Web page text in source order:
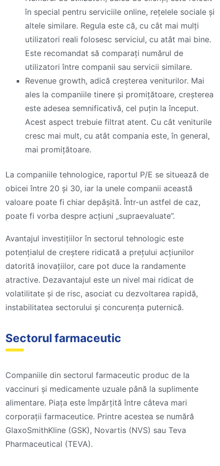
în special pentru serviciile online, rețelele sociale și
altele similare. Regula este că, cu cât mai mulți
utilizatori reali folosesc serviciul, cu atât mai bine.
Este recomandat să comparați numărul de
utilizatori între companii sau servicii similare.
Revenue growth, adică creșterea veniturilor. Mai
ales la companiile tinere și promițătoare, creșterea
este adesea semnificativă, cel puțin la început.
Acest aspect trebuie filtrat atent. Cu cât veniturile
cresc mai mult, cu atât compania este, în general,
mai promițătoare.
La companiile tehnologice, raportul P/E se situează de
obicei între 20 și 30, iar la unele companii această
valoare poate fi chiar depășită. Într-un astfel de caz,
poate fi vorba despre acțiuni „supraevaluate”.
Avantajul investițiilor în sectorul tehnologic este
potențialul de creștere ridicată a prețului acțiunilor
datorită inovațiilor, care pot duce la randamente
atractive. Dezavantajul este un nivel mai ridicat de
volatilitate și de risc, asociat cu dezvoltarea rapidă,
instabilitatea sectorului și concurența puternică.
Sectorul farmaceutic
Companiile din sectorul farmaceutic produc de la
vaccinuri și medicamente uzuale până la suplimente
alimentare. Piața este împărțită între câteva mari
corporații farmaceutice. Printre acestea se numără
GlaxoSmithKline (GSK), Novartis (NVS) sau Teva
Pharmaceutical (TEVA).